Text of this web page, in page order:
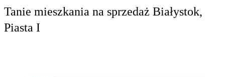
Tanie mieszkania na sprzedaż Białystok,
Piasta I